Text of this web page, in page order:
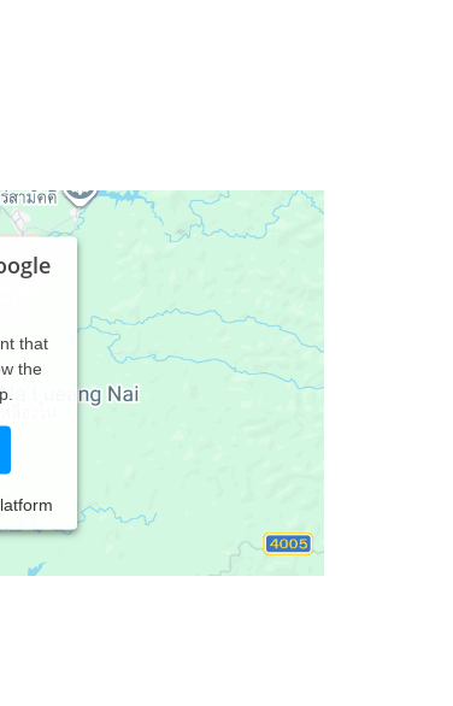
that
the
(für Mensch und Tier) und